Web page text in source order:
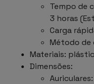
Tempo de
3 horas
Carga
Método de
Materiais:
Dimensões: